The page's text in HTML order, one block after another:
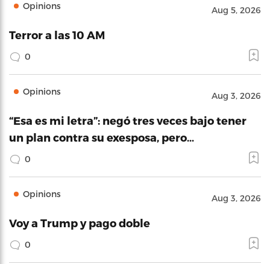
Opinions Aug 5, 2026
Terror a las 10 AM
0
Opinions Aug 3, 2026
“Esa es mi letra”: negó tres veces bajo tener
un plan contra su exesposa, pero…
0
Opinions Aug 3, 2026
Voy a Trump y pago doble
0